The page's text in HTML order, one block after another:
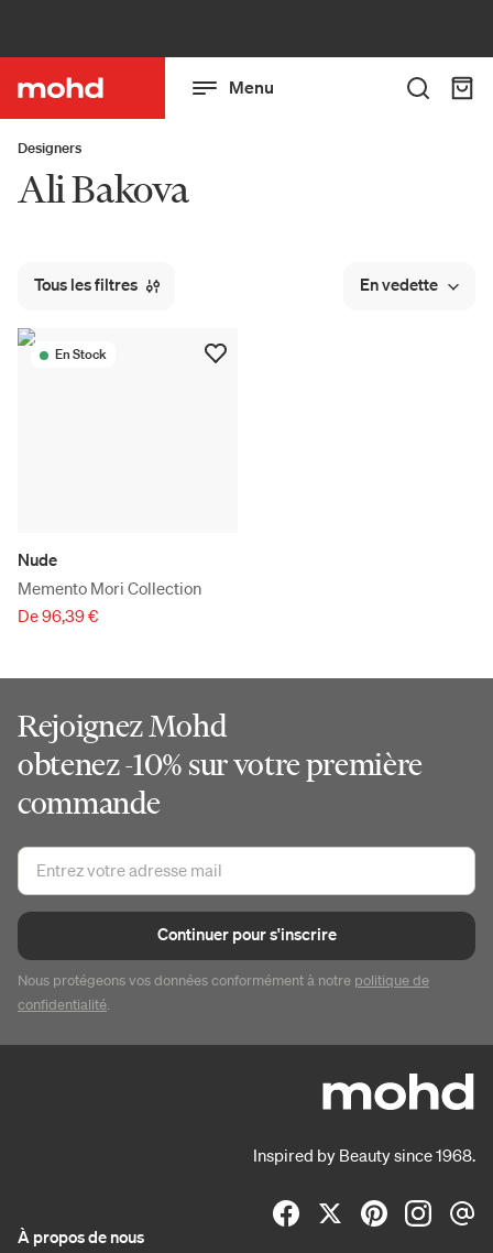
Menu
Designers
Ali Bakova
Tous les filtres En vedette
En Stock
Nude
Memento Mori Collection
De 96,39 €
Rejoignez Mohd
obtenez -10% sur votre première
commande
Continuer pour s'inscrire
Nous protégeons vos données conformément à notre politique de
confidentialité.
Inspired by Beauty since 1968.
À propos de nous